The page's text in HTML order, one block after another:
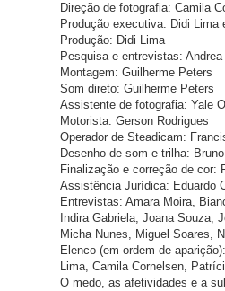
Direção de fotografia: Camila
Produção executiva: Didi Lima
Produção: Didi Lima
Pesquisa e entrevistas: Andrea
Montagem: Guilherme Peters
Som direto: Guilherme Peters
Assistente de fotografia: Yale
Motorista: Gerson Rodrigues
Operador de Steadicam:
Desenho de som e trilha:
Finalização e correção de cor:
Assistência Jurídica: Eduardo
Entrevistas: Amara Moira,
Indira Gabriela, Joana Souza,
Micha Nunes, Miguel Soares,
Elenco (em ordem de
Lima, Camila Cornelsen,
O medo, as afetividades e a